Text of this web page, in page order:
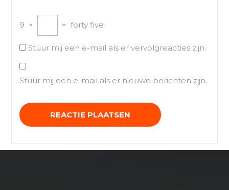
9 × = forty five
Stuur mij een e-mail als er vervolgreacties zijn.
Stuur mij een e-mail als er nieuwe berichten zijn.